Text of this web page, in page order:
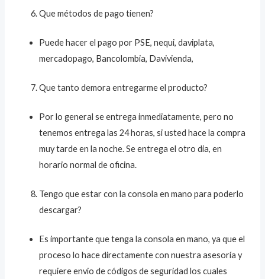
Que métodos de pago tienen?
Puede hacer el pago por PSE, nequi, daviplata,
mercadopago, Bancolombia, Davivienda,
Que tanto demora entregarme el producto?
Por lo general se entrega inmediatamente, pero no
tenemos entrega las 24 horas, si usted hace la compra
muy tarde en la noche. Se entrega el otro dia, en
horario normal de oficina.
Tengo que estar con la consola en mano para poderlo
descargar?
Es importante que tenga la consola en mano, ya que el
proceso lo hace directamente con nuestra asesoría y
requiere envio de códigos de seguridad los cuales